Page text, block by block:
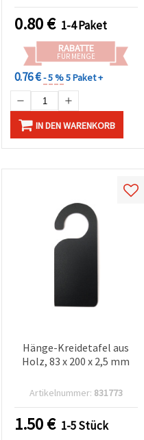
Basteln zu Weihnachten
0.80€ 1-4 Paket
RABATTE
FÜR MENGE
0.76 €- 5 %5 Paket +
IN DEN WARENKORB
Hänge-Kreidetafel aus
Holz, 83 x 200 x 2,5 mm
Artikelnummer: 831773
1.50€ 1-5 Stück